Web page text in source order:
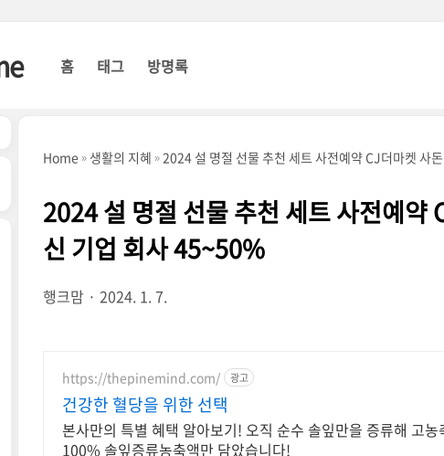
홈 태그 방명록
Home 생활의 지혜 2024 설 명절 선물 추천 세트 사전예약 CJ더마켓 사
2024 설 명절 선물 추천 세트 사전예약
신 기업 회사 45~50%
행크맘 2024. 1. 7.
https://thepinemind.com/ 광고
건강한 혈당을 위한 선택
본사만의 특별 혜택 알아보기! 오직 순수 솔잎만을 증류해 고
100% 솔잎증류농축액만 담았습니다!